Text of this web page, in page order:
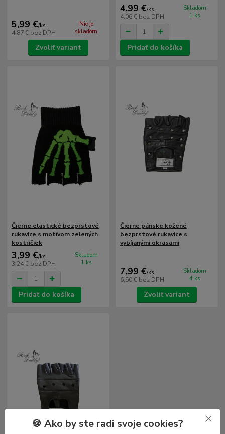
5,99 €/ks
4,87 € bez DPH
Nie je
skladom
Zvoliť variant
4,99 €/ks
4,06 € bez DPH
Skladom
1 ks
Pridať do košíka
Čierne elastické bezprstové
rukavice s motívom zelených
kostričiek
3,99 €/ks
3,24 € bez DPH
Skladom
1 ks
Pridať do košíka
Čierne pánske kožené
bezprstové rukavice s
vybíjanými okrasami
7,99 €/ks
6,50 € bez DPH
Skladom
4 ks
Zvoliť variant
🍪 Ako by ste radi svoje cookies?